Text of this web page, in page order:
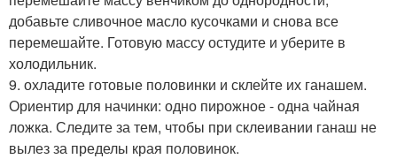
добавьте сливочное масло кусочками и снова все
перемешайте. Готовую массу остудите и уберите в
холодильник.
9. охладите готовые половинки и склейте их ганашем.
Ориентир для начинки: одно пирожное - одна чайная
ложка. Следите за тем, чтобы при склеивании ганаш не
вылез за пределы края половинок.